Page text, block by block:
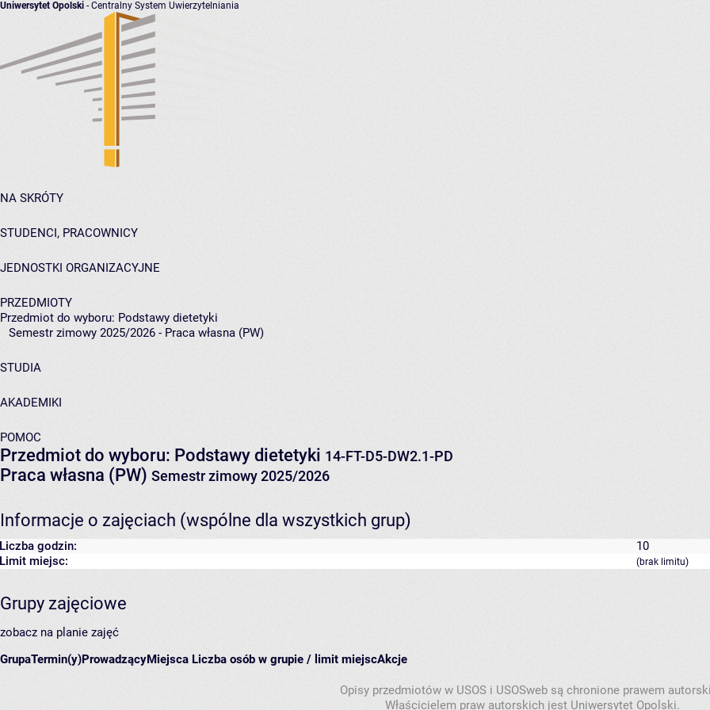
Uniwersytet Opolski - Centralny System Uwierzytelniania
NA SKRÓTY
STUDENCI, PRACOWNICY
JEDNOSTKI ORGANIZACYJNE
PRZEDMIOTY
Przedmiot do wyboru: Podstawy dietetyki
Semestr zimowy 2025/2026 - Praca własna (PW)
STUDIA
AKADEMIKI
POMOC
Przedmiot do wyboru: Podstawy dietetyki 14-FT-D5-DW2.1-PD
Praca własna (PW) Semestr zimowy 2025/2026
Informacje o zajęciach (wspólne dla wszystkich grup)
Liczba godzin:
10
Limit miejsc:
(brak limitu)
Grupy zajęciowe
zobacz na planie zajęć
GrupaTermin(y)ProwadzącyMiejsca Liczba osób w grupie / limit miejscAkcje
Opisy przedmiotów w USOS i USOSweb są chronione prawem
Właścicielem praw autorskich jest Uniwersytet Opolski.